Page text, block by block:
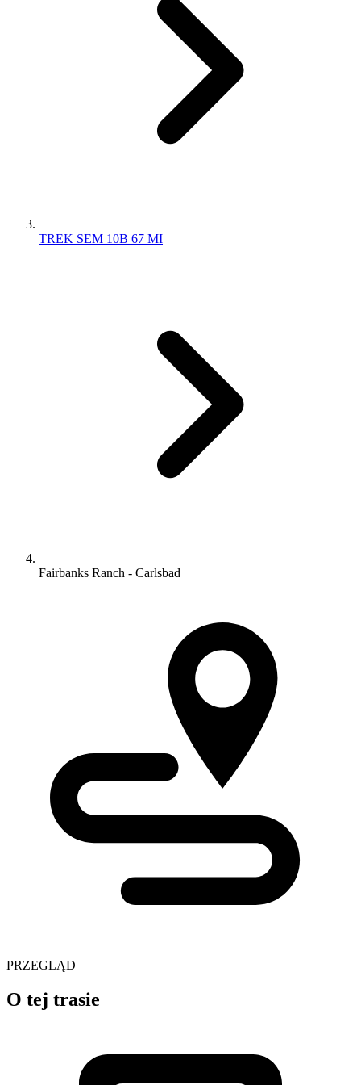
TREK SEM 10B 67 MI
Fairbanks Ranch - Carlsbad
PRZEGLĄD
O tej trasie